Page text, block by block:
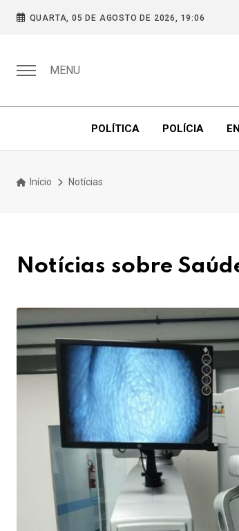
QUARTA, 05 DE AGOSTO DE 2026, 19:06
MENU
POLÍTICA POLÍCIA
Início Notícias
Notícias sobre